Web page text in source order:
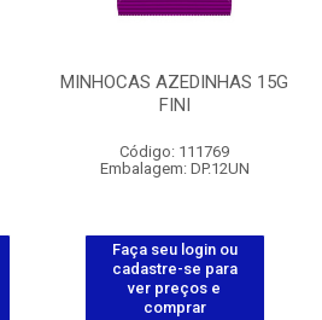
MINHOCAS AZEDINHAS 15G
FINI
Código: 111769
Embalagem: DP.12UN
Faça seu login ou
cadastre-se para
ver preços e
comprar